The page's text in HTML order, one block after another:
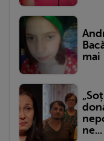
mai
ne...